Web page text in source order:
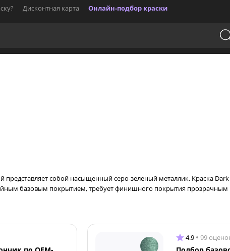
Дисконтная карта Онлайн-подбор краски
представляет собой насыщенный серо-зеленый металлик. Краска
базовым покрытием, требует финишного покрытия
4.9 99